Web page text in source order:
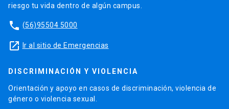
riesgo tu vida dentro de algún campus.
phone (56)95504 5000
launch Ir al sitio de Emergencias
DISCRIMINACIÓN Y VIOLENCIA
Orientación y apoyo en casos de discriminación, violencia de
género o violencia sexual.